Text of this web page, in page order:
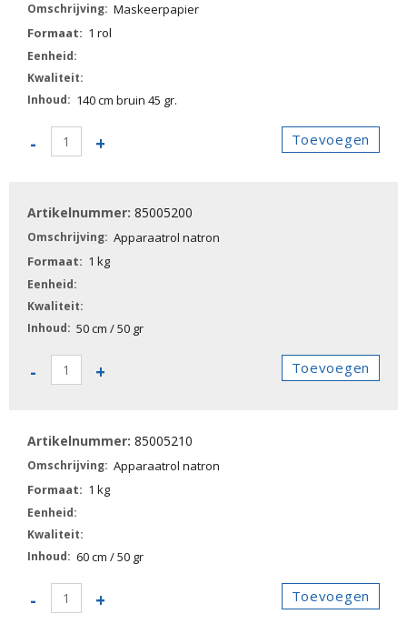
Maskeerpapier
1 rol
140 cm bruin 45 gr.
-
85005160
+ Toevoegen
85005200
Apparaatrol natron
1 kg
50 cm / 50 gr
-
85005200
aantal
+ Toevoegen
85005210
Apparaatrol natron
1 kg
60 cm / 50 gr
-
85005210
+ Toevoegen